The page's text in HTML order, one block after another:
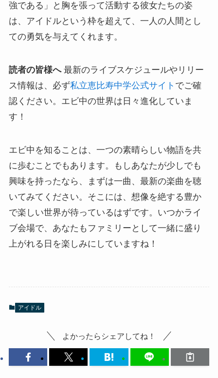
強である」と胸を張って活動する彼女たちの姿
は、アイドルという枠を超えて、一人の人間とし
ての勇気を与えてくれます。
読者の皆様へ最新のライブスケジュールやリリー
ス情報は、必ず私立恵比寿中学公式サイト でご確
認ください。エビ中の世界は日々進化していま
す！
エビ中を知ることは、一つの素晴らしい物語を共
に歩むことでもあります。もしあなたが少しでも
興味を持ったなら、まずは一曲、最新の楽曲を聴
いてみてください。そこには、想像を絶する豊か
で楽しい世界が待っているはずです。いつかライ
ブ会場で、あなたもファミリーとして一緒に盛り
上がれる日を楽しみにしていますね！
アイドル
よかったらシェアしてね！